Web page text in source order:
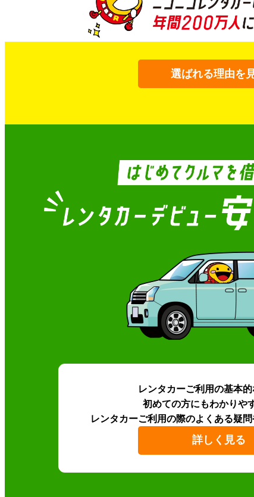
選ばれる理由を
レンタカーご利用の基本
初めての方にもわかりや
レンタカーご利用の際のよくある疑問
詳しく見る